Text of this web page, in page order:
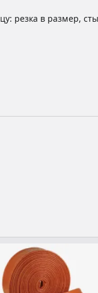
резка в размер,